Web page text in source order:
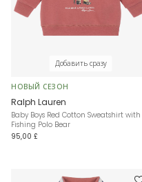
Добавить сразу
НОВЫЙ СЕЗОН
Ralph Lauren
Baby Boys Red Cotton Sweatshirt with
Fishing Polo Bear
95,00 £